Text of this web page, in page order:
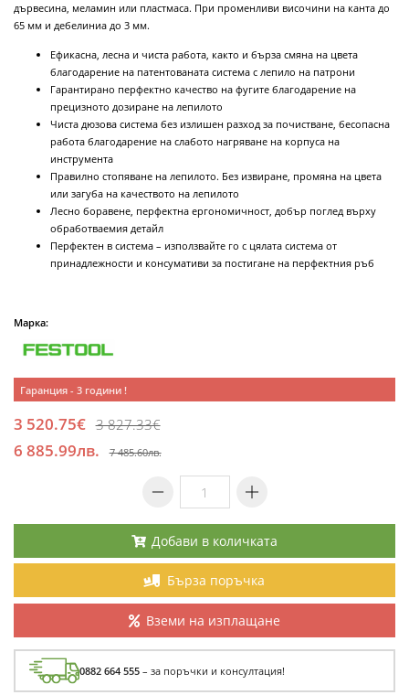
дървесина, меламин или пластмаса. При променливи височини на канта до
65 мм и дебелиниа до 3 мм.
Ефикасна, лесна и чиста работа, както и бърза смяна на цвета
благодарение на патентованата система с лепило на патрони
Гарантирано перфектно качество на фугите благодарение на
прецизното дозиране на лепилото
Чиста дюзова система без излишен разход за почистване, бесопасна
работа благодарение на слабото нагряване на корпуса на
инструмента
Правилно стопяване на лепилото. Без извиране, промяна на цвета
или загуба на качеството на лепилото
Лесно боравене, перфектна ергономичност, добър поглед върху
обработваемия детайл
Перфектен в система – използвайте го с цялата система от
принадлежности и консумативи за постигане на перфектния ръб
Марка:
Гаранция - 3 години !
3 520.75€ 3 827.33€
6 885.99лв. 7 485.60лв.
Добави в количката
Бърза поръчка
Вземи на изплащане
0882 664 555 – за поръчки и консултация!